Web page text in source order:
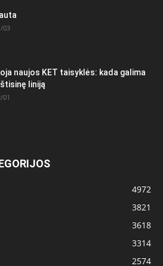
03
naujos KET taisyklės: kada galima
liniją
01
4972
3821
3618
3314
2574